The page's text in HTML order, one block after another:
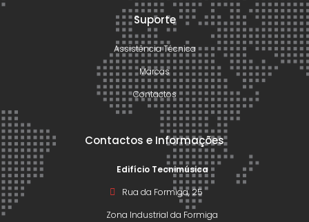
Suporte
Assistência Técnica
Marcas
Contactos
Contactos e Informações
Edifício Tecnimúsica
Rua da Formiga, 25
Zona Industrial da Formiga